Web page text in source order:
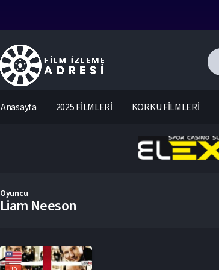
Anasayfa 2025 FİLMLERİ KORKU FİLMLERİ
Oyuncu
Liam Neeson